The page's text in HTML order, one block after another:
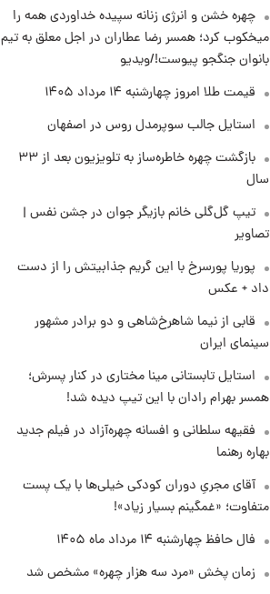
آمریکا به مدرسه میناب؛ «باید
سیلی محکمی به صورت ترامپ زد»
۲۰ ساعت پیش
قیمت طلا و سکه امروز چهارشنبه
و سکه
چهره خشن و انرژی زنانه سپیده خداوردی همه را
میخکوب کرد؛ همسر رضا عطاران در اجل معلق به تیم
بانوان جنگجو پیوست!/ویدیو
قیمت طلا امروز چهارشنبه ۱۴ مرداد ۱۴۰۵
استایل جالب سوپرمدل روس در اصفهان
بازگشت چهره خاطره‌ساز به تلویزیون بعد از ۳۳
سال
تیپ گل‌گلی خانم بازیگر جوان در جشن نفس |
تصاویر
پوریا پورسرخ با این گریم جذابیتش را از دست
داد + عکس
قابی از نیما شاهرخ‌شاهی و دو برادر مشهور
سینمای ایران
استایل تابستانی مینا مختاری در کنار پسرش؛
همسر بهرام رادان با این تیپ دیده شد!
فقیهه سلطانی و افسانه چهره‌آزاد در فیلم جدید
بهاره رهنما
آقای مجریِ دوران کودکی خیلی‌ها با یک پست
متفاوت؛ «غمگینم بسیار زیاد»!
فال حافظ چهارشنبه ۱۴ مرداد ماه ۱۴۰۵
زمان پخش «مرد سه هزار چهره» مشخص شد